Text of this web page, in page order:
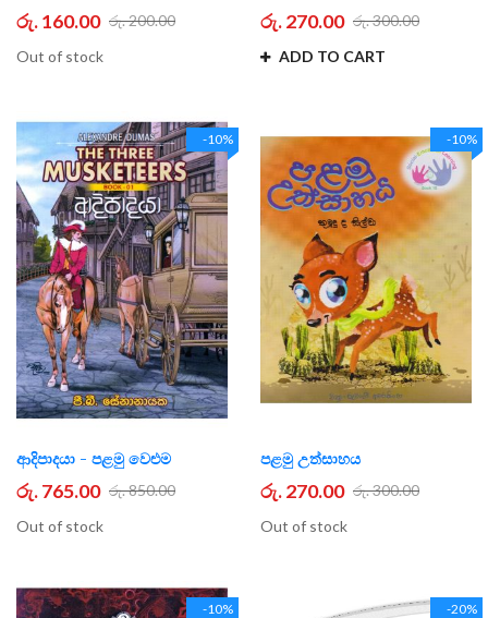
රු. 160.00 රු. 200.00
Out of stock
රු. 270.00 රු. 300.00
ADD TO CART
-10%
ආදිපාදයා - පළමු වෙළුම
රු. 765.00 රු. 850.00
Out of stock
-10%
පළමු උත්සාහය
රු. 270.00 රු. 300.00
Out of stock
-10% -20%